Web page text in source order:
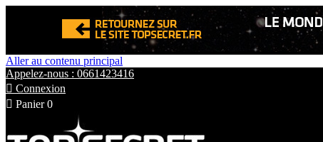
Aller au contenu principal
Appelez-nous : 0661423416
 Connexion
 Panier 0